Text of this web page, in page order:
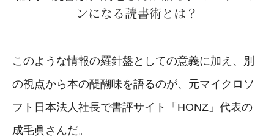
ンになる読書術とは？
このような情報の羅針盤としての意義に加え、別
の視点から本の醍醐味を語るのが、元マイクロソ
フト日本法人社長で書評サイト「HONZ」代表の
成毛眞さんだ。